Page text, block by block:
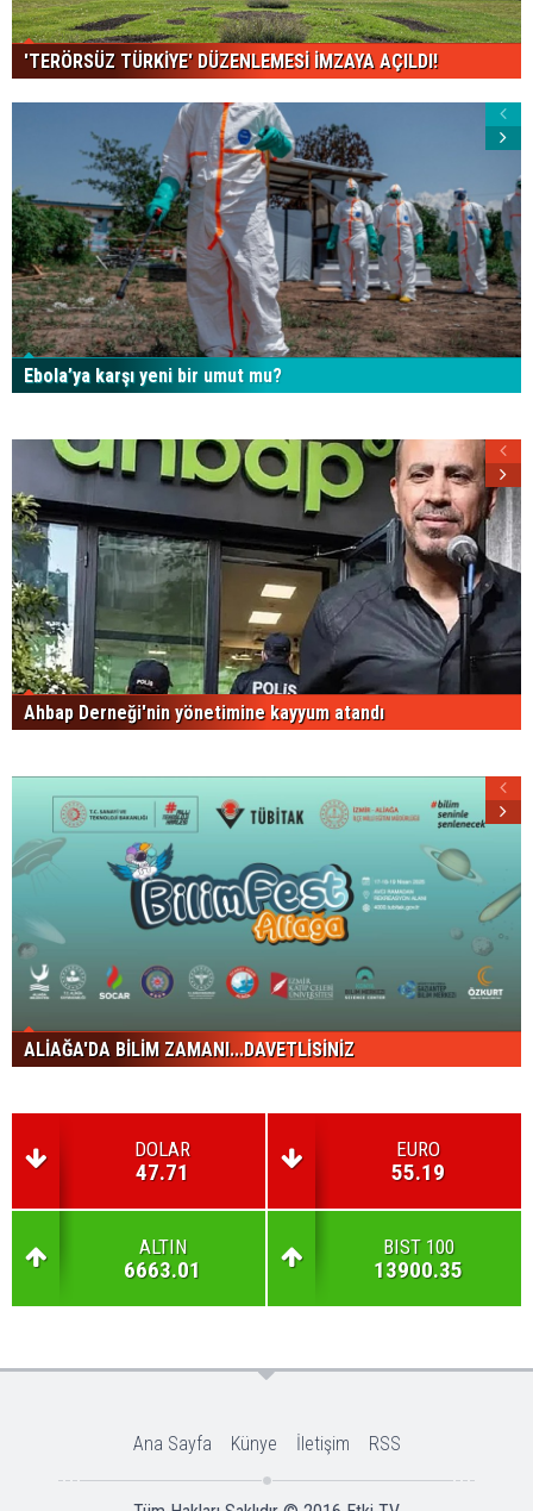
'TERÖRSÜZ TÜRKİYE' DÜZENLEMESİ İMZAYA AÇILDI!
Ebola’ya karşı yeni bir umut mu?
Ahbap Derneği'nin yönetimine kayyum atandı
ALİAĞA'DA BİLİM ZAMANI...DAVETLİSİNİZ
DOLAR
47.71
EURO
55.19
ALTIN
6663.01
BIST 100
13900.35
Ana Sayfa Künye İletişim RSS